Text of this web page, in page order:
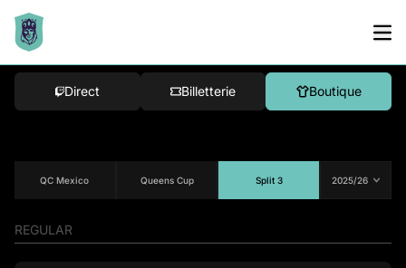
Direct Billetterie Boutique
QC Mexico Queens Cup Split 3
REGULAR